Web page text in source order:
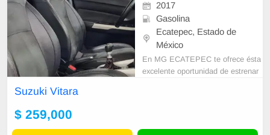
2017
Gasolina
Ecatepec, Estado de
México
En MG ECATEPEC te ofrece ésta
excelente oportunidad de estrenar
Suzuki Vitara
$ 259,000